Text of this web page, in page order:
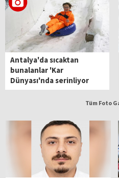
Antalya'da sıcaktan
bunalanlar 'Kar
Dünyası'nda serinliyor
Tüm Foto